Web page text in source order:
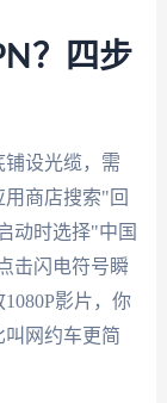
？四步
设光缆，需
商店搜索"回
动时选择"中国
击闪电符号瞬
影片，你
网约车更简